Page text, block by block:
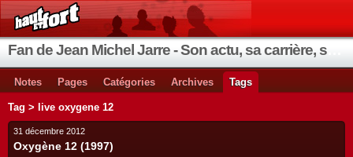
Notes Pages Catégories Archives Tags
Tag > live oxygene 12
31 décembre 2012
Oxygène 12 (1997)